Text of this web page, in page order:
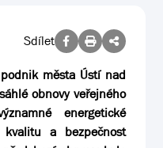
Sdílet
města Ústí nad
obnovy veřejného
energetické
a bezpečnost